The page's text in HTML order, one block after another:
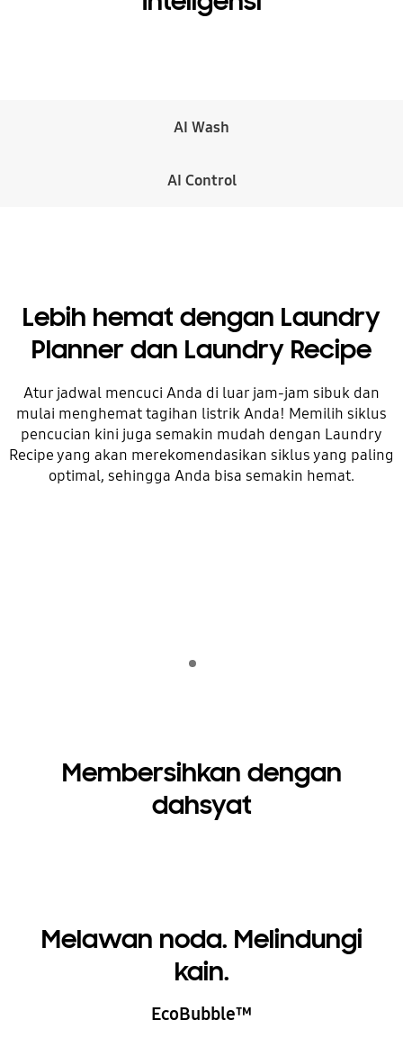
AI Wash
AI Control
Lebih hemat dengan Laundry
Planner dan Laundry Recipe
Atur jadwal mencuci Anda di luar jam-jam sibuk dan
mulai menghemat tagihan listrik Anda! Memilih siklus
pencucian kini juga semakin mudah dengan Laundry
Recipe yang akan merekomendasikan siklus yang paling
optimal, sehingga Anda bisa semakin hemat.
Membersihkan dengan
dahsyat
Melawan noda. Melindungi
kain.
EcoBubble™